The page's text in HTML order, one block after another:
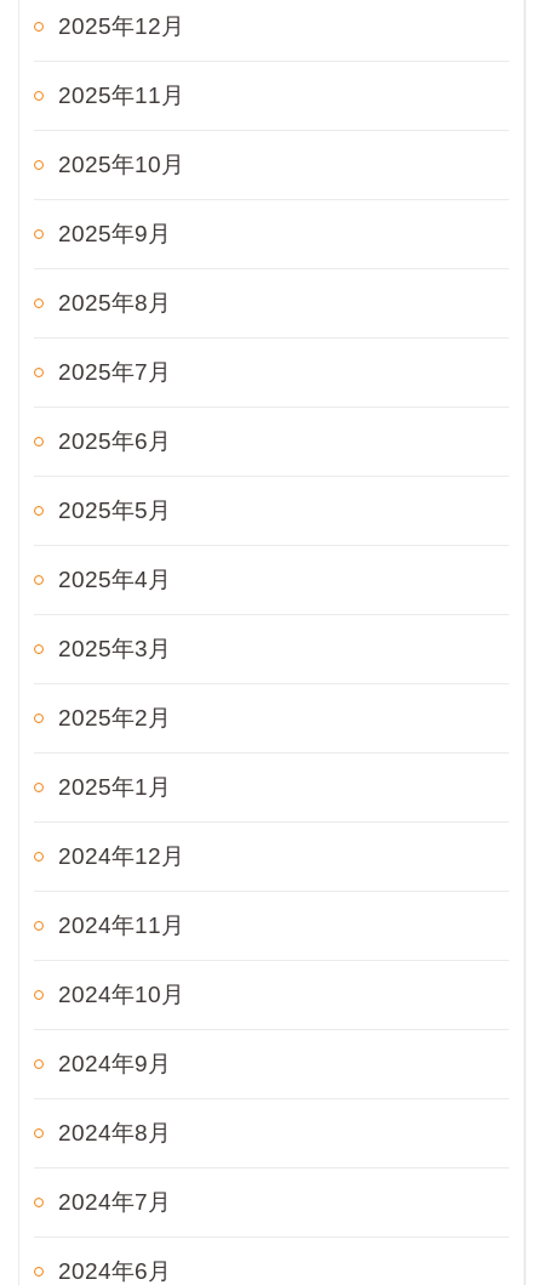
2025年12月
2025年11月
2025年10月
2025年9月
2025年8月
2025年7月
2025年6月
2025年5月
2025年4月
2025年3月
2025年2月
2025年1月
2024年12月
2024年11月
2024年10月
2024年9月
2024年8月
2024年7月
2024年6月